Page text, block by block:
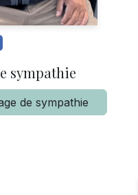
sympathie
de sympathie